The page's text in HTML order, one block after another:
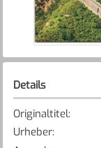
Details
Originaltitel:
Urheber: